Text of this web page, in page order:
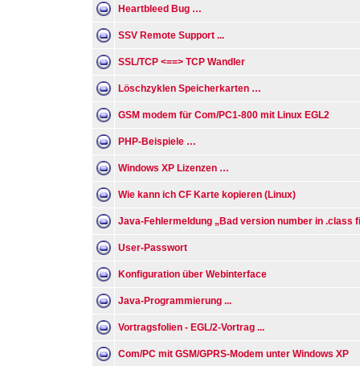
Heartbleed Bug …
SSV Remote Support ...
SSL/TCP <==> TCP Wandler
Löschzyklen Speicherkarten …
GSM modem für Com/PC1-800 mit Linux EGL2
PHP-Beispiele …
Windows XP Lizenzen …
Wie kann ich CF Karte kopieren (Linux)
Java-Fehlermeldung „Bad version number in .class
User-Passwort
Konfiguration über Webinterface
Java-Programmierung ...
Vortragsfolien - EGL/2-Vortrag ...
Com/PC mit GSM/GPRS-Modem unter Windows XP